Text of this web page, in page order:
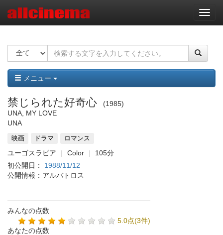
ナ
ビ
ー
ョ
ン
メニュー
禁じられた好奇心
1985
UNA, MY LOVE
UNA
映画 ドラマ ロマンス
ユーゴスラビア Color
105分
初公開日： 1988/11/12
公開情報：アルバトロス
みんなの点数
5.0点(3件)
あなたの点数